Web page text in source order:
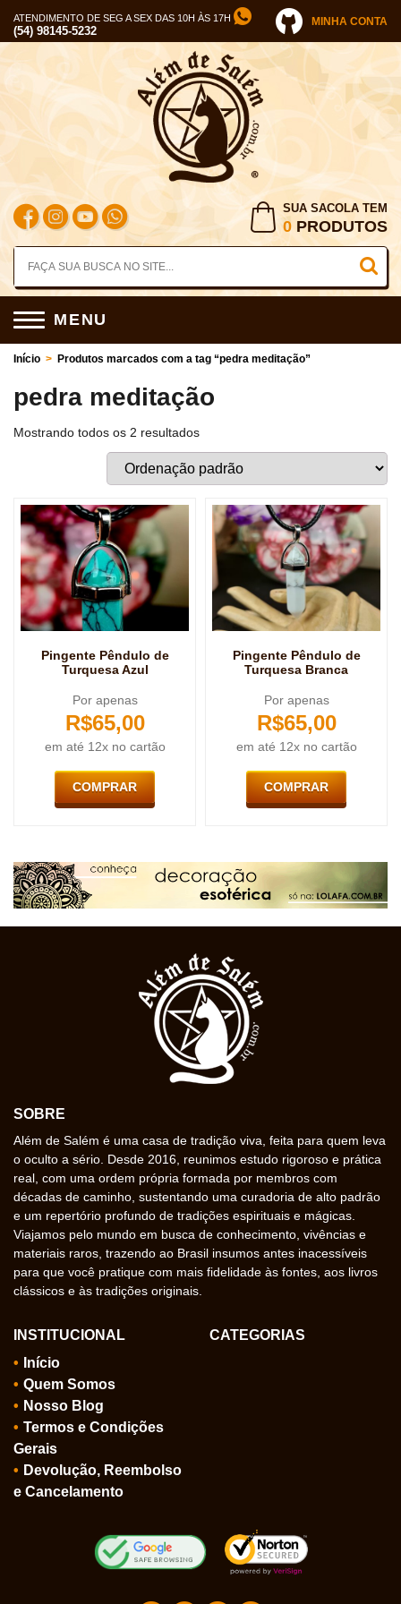
ATENDIMENTO DE SEG A SEX DAS 10H ÀS 17H
(54) 98145-5232
MINHA CONTA
SUA SACOLA TEM
0 PRODUTOS
MENU
Início > Produtos marcados com a tag “pedra meditação”
pedra meditação
Mostrando todos os 2 resultados
Pingente Pêndulo de
Turquesa Azul
Por apenas
R$65,00
em até 12x no cartão
COMPRAR
Pingente Pêndulo de
Turquesa Branca
Por apenas
R$65,00
em até 12x no cartão
COMPRAR
SOBRE
Além de Salém é uma casa de tradição viva, feita para quem leva
o oculto a sério. Desde 2016, reunimos estudo rigoroso e prática
real, com uma ordem própria formada por membros com
décadas de caminho, sustentando uma curadoria de alto padrão
e um repertório profundo de tradições espirituais e mágicas.
Viajamos pelo mundo em busca de conhecimento, vivências e
materiais raros, trazendo ao Brasil insumos antes inacessíveis
para que você pratique com mais fidelidade às fontes, aos livros
clássicos e às tradições originais.
INSTITUCIONAL
Início
Quem Somos
Nosso Blog
Termos e Condições
Gerais
Devolução, Reembolso
e Cancelamento
CATEGORIAS